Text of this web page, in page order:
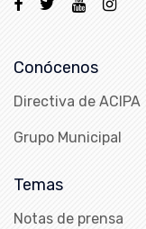
Conócenos
Directiva de ACIPA
Grupo Municipal
Temas
Notas de prensa